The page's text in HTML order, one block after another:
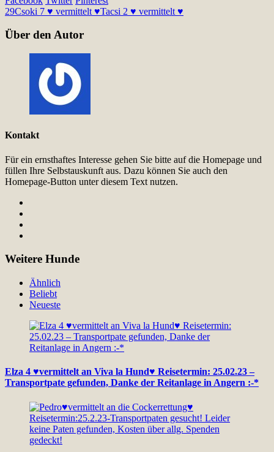
29Csoki 7 ♥ vermittelt ♥Tacsi 2 ♥ vermittelt ♥
Über den Autor
Kontakt
Für ein ernsthaftes Interesse gehen Sie bitte auf die Homepage und
füllen Ihre Selbstauskunft aus. Dazu können Sie auch den
Homepage-Button unter diesem Text nutzen.
Weitere Hunde
Ähnlich
Beliebt
Neueste
Elza 4 ♥vermittelt an Viva la Hund♥ Reisetermin: 25.02.23 –
Transportpate gefunden, Danke der Reitanlage in Angern :-*